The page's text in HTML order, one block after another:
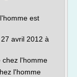
est
avril 2012 à
chez l'homme
l'homme